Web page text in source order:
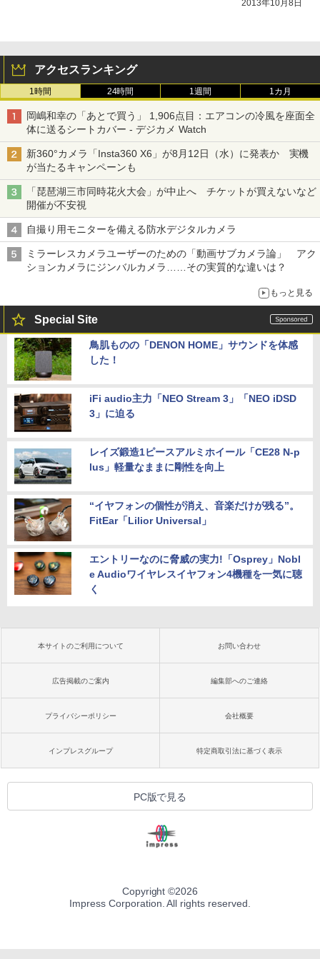
2013年10月8日
アクセスランキング
1時間 24時間 1週間 1カ月
岡嶋和幸の「あとで買う」 1,906点目：エアコンの冷風を座面全
体に送るシートカバー - デジカメ Watch
新360°カメラ「Insta360 X6」が8月12日（水）に発表か 実機
が当たるキャンペーンも
「琵琶湖三市同時花火大会」が中止へ チケットが買えないなど
開催が不安視
自撮り用モニターを備える防水デジタルカメラ
ミラーレスカメラユーザーのための「動画サブカメラ論」 アク
ションカメラにジンバルカメラ……その実質的な違いは？
もっと見る
Special Site
鳥肌ものの「DENON HOME」サウンドを体感
した！
iFi audio主力「NEO Stream 3」「NEO iDSD
3」に迫る
レイズ鍛造1ピースアルミホイール「CE28 N-p
lus」軽量なままに剛性を向上
“イヤフォンの個性が消え、音楽だけが残る”。
FitEar「Lilior Universal」
エントリーなのに脅威の実力!「Osprey」Nobl
e Audioワイヤレスイヤフォン4機種を一気に聴
く
本サイトのご利用について お問い合わせ
広告掲載のご案内 編集部へのご連絡
プライバシーポリシー 会社概要
インプレスグループ 特定商取引法に基づく表示
PC版で見る
Copyright ©2026
Impress Corporation. All rights reserved.